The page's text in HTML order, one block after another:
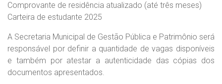
Comprovante de residência atualizado (até três meses)
Carteira de estudante 2025
A Secretaria Municipal de Gestão Pública e Patrimônio será
responsável por definir a quantidade de vagas disponíveis
e também por atestar a autenticidade das cópias dos
documentos apresentados.